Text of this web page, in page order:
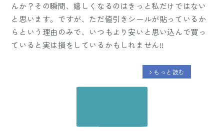
んか？その瞬間、嬉しくなるのはきっと私だけではない
と思います。ですが、ただ値引きシールが貼っているか
らという理由のみで、いつもより安いと思い込んで買っ
ていると実は損をしているかもしれません!!
arrow_forward_ios もっと読む